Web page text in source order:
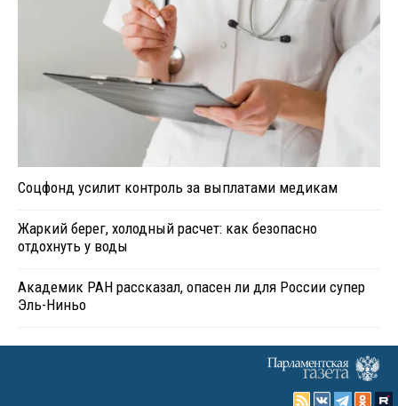
Соцфонд усилит контроль за выплатами медикам
Жаркий берег, холодный расчет: как безопасно
отдохнуть у воды
Академик РАН рассказал, опасен ли для России супер
Эль-Ниньо